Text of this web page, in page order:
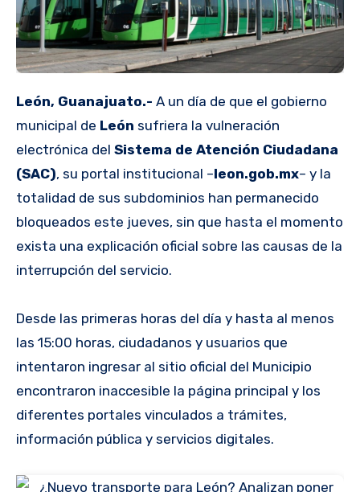
León, Guanajuato.- A un día de que el gobierno
municipal de León sufriera la vulneración
electrónica del Sistema de Atención Ciudadana
(SAC), su portal institucional –leon.gob.mx– y la
totalidad de sus subdominios han permanecido
bloqueados este jueves, sin que hasta el momento
exista una explicación oficial sobre las causas de la
interrupción del servicio.
Desde las primeras horas del día y hasta al menos
las 15:00 horas, ciudadanos y usuarios que
intentaron ingresar al sitio oficial del Municipio
encontraron inaccesible la página principal y los
diferentes portales vinculados a trámites,
información pública y servicios digitales.